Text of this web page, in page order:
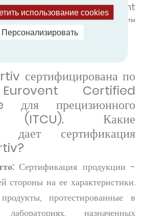
Eurovent
в себя вентиляторы Vertiv™
сертифицирована по
Eurovent Certified
для прецизионного
(ITCU). Какие
дает сертификация
Сертификация продукции -
стороны на ее характеристики.
протестированные в
лабораториях, назначенных
использование cookies
Персонализировать